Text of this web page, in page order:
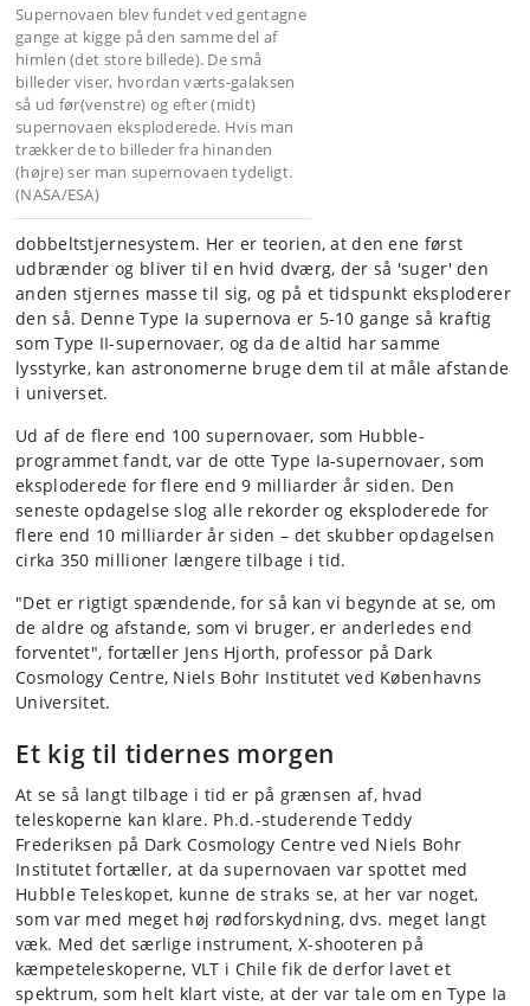
Supernovaen blev fundet ved gentagne
gange at kigge på den samme del af
himlen (det store billede). De små
billeder viser, hvordan værts-galaksen
så ud før(venstre) og efter (midt)
supernovaen eksploderede. Hvis man
trækker de to billeder fra hinanden
(højre) ser man supernovaen tydeligt.
(NASA/ESA)
dobbeltstjernesystem. Her er teorien, at den ene først
udbrænder og bliver til en hvid dværg, der så 'suger' den
anden stjernes masse til sig, og på et tidspunkt eksploderer
den så. Denne Type Ia supernova er 5-10 gange så kraftig
som Type II-supernovaer, og da de altid har samme
lysstyrke, kan astronomerne bruge dem til at måle afstande
i universet.
Ud af de flere end 100 supernovaer, som Hubble-
programmet fandt, var de otte Type Ia-supernovaer, som
eksploderede for flere end 9 milliarder år siden. Den
seneste opdagelse slog alle rekorder og eksploderede for
flere end 10 milliarder år siden – det skubber opdagelsen
cirka 350 millioner længere tilbage i tid.
"Det er rigtigt spændende, for så kan vi begynde at se, om
de aldre og afstande, som vi bruger, er anderledes end
forventet", fortæller Jens Hjorth, professor på Dark
Cosmology Centre, Niels Bohr Institutet ved Københavns
Universitet.
Et kig til tidernes morgen
At se så langt tilbage i tid er på grænsen af, hvad
teleskoperne kan klare. Ph.d.-studerende Teddy
Frederiksen på Dark Cosmology Centre ved Niels Bohr
Institutet fortæller, at da supernovaen var spottet med
Hubble Teleskopet, kunne de straks se, at her var noget,
som var med meget høj rødforskydning, dvs. meget langt
væk. Med det særlige instrument, X-shooteren på
kæmpeteleskoperne, VLT i Chile fik de derfor lavet et
spektrum, som helt klart viste, at der var tale om en Type Ia